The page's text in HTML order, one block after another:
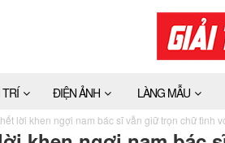
TRÍ ĐIỆN ẢNH LÀNG MẪU
lời khen ngợi nam bác sĩ vẫn giữ trọn chữ tình